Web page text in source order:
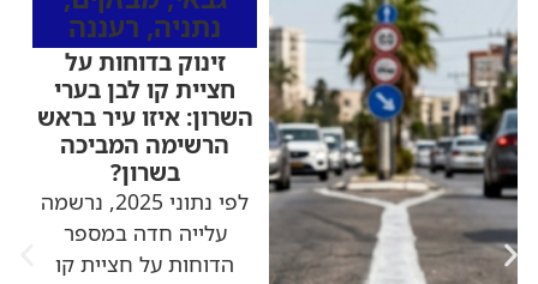
נתניה, רעננה
זינוק בדוחות על
חציית קו לבן בערי
השרון: איזו עיר בראש
הרשימה המביכה
בשרון?
לפי נתוני 2025, נרשמה
עלייה חדה במספר
הדוחות על חציית קו